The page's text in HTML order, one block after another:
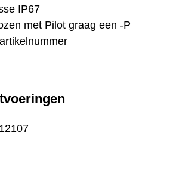
IP67
met Pilot graag een -P